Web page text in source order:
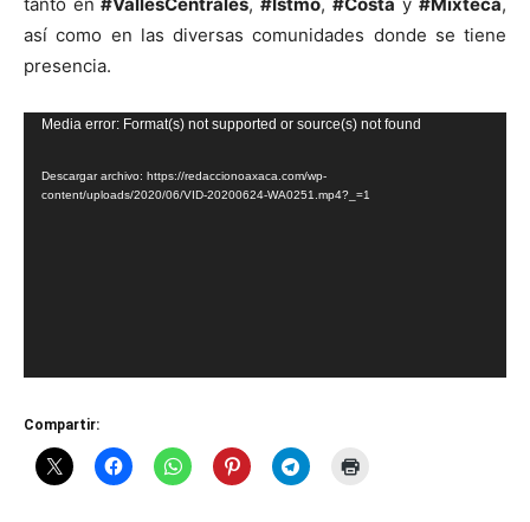
así como en las diversas comunidades donde se tiene
presencia.
Reproductor
vídeo
Media error: Format(s) not supported or source(s) not found
Descargar archivo: https://redaccionoaxaca.com/wp-
content/uploads/2020/06/VID-20200624-WA0251.mp4?_=1
Compartir: